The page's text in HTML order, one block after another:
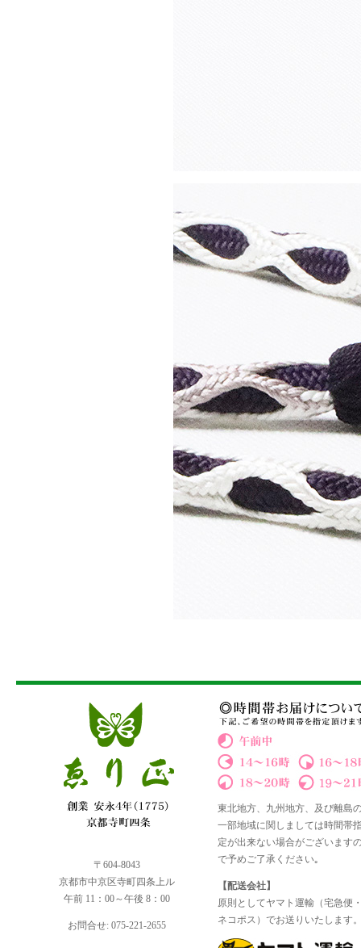
〒604-8043
京都市中京区寺町四条上ル
午前 11：00～午後 8：00
お問合せ: 075-221-2655
東北地方、九州地方、及び離島
一部地域に関しましては時間帯
定が出来ない場合がございます
で予めご了承ください｡
【配送会社】
原則としてヤマト運輸（宅急便
ネコポス）でお送りいたします